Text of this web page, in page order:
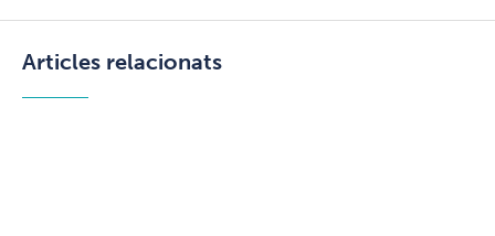
Articles relacionats